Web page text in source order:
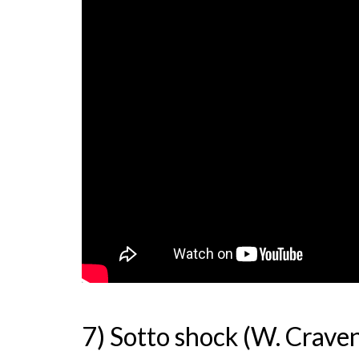
7) Sotto shock (W.